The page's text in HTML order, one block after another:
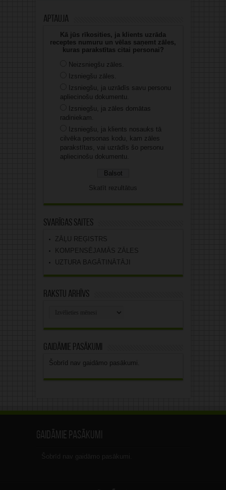
Aptauja
Kā jūs rīkosities, ja klients uzrāda
receptes numuru un vēlas saņemt zāles,
kuras parakstītas citai personai?
Neizsniegšu zāles.
Izsniegšu zāles.
Izsniegšu, ja uzrādīs savu personu
apliecinošu dokumentu.
Izsniegšu, ja zāles domātas
radiniekam.
Izsniegšu, ja klients nosauks tā
cilvēka personas kodu, kam zāles
parakstītas, vai uzrādīs šo personu
apliecinošu dokumentu.
Skatīt rezultātus
Svarīgas saites
ZĀĻU REĢISTRS
KOMPENSĒJAMĀS ZĀLES
UZTURA BAGĀTINĀTĀJI
Rakstu arhīvs
Gaidāmie pasākumi
Šobrīd nav gaidāmo pasākumi.
Gaidāmie pasākumi
Šobrīd nav gaidāmo pasākumi.